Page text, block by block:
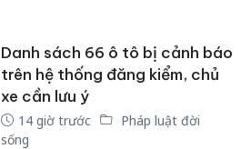
Danh sách 66 ô tô bị cảnh báo
trên hệ thống đăng kiểm, chủ
xe cần lưu ý
14 giờ trước
Pháp luật đời
sống